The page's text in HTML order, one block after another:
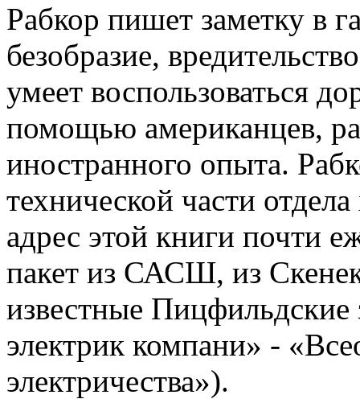
Рабкор пишет заметку в
безобразие,
умеет воспользоваться
помощью американцев,
иностранного опыта.
технической части
адрес этой книги почти
пакет из САСШ, из
известные
электрик компани» -
электричества»).